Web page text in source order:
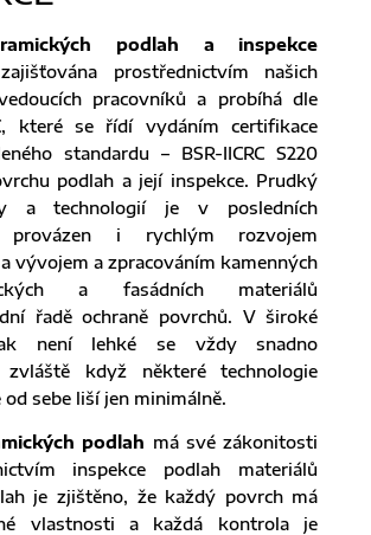
podlah a inspekce
prostřednictvím našich
pracovníků a probíhá dle
které se řídí vydáním certifikace
standardu – BSR-IICRC S220
podlah a její inspekce. Prudký
a technologií je v posledních
provázen i rychlým rozvojem
vývojem a zpracováním kamenných
a fasádních materiálů
řadě ochraně povrchů. V široké
není lehké se vždy snadno
zvláště když některé technologie
sebe liší jen minimálně.
podlah má své zákonitosti
inspekce podlah materiálů
je zjištěno, že každý povrch má
vlastnosti a každá kontrola je